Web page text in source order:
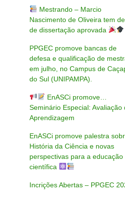
Mestrando – Marcio
Nascimento de Oliveira tem
de dissertação aprovada
PPGEC promove bancas de
defesa e qualificação de
em julho, no Campus de
do Sul (UNIPAMPA).
EnASCi promove…
Seminário Especial: Avaliação
Aprendizagem
EnASCi promove palestra
História da Ciência e novas
perspectivas para a educação
científica
Incrições Abertas – PPGEC